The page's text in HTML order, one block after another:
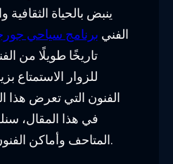
ينبض بالحياة
الفني برنامج سياحي جورجيا ٧
تاريخًا طويلًا من
للزوار الاستمتاع
الفنون التي تعرض هذا
في هذا المقال،
المتاحف وأماكن الفنون البارزة في جورجيا.